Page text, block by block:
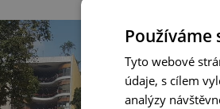
Používáme
Tyto webové
údaje, s cílem
analýzy